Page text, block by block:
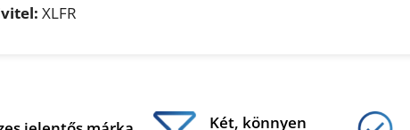
XLFR
Két, könnyen